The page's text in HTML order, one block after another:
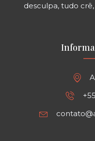
desculpa, tudo